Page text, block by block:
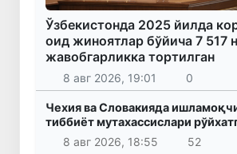
Ўзбекистонда 2025 йилда
оид жиноятлар бўйича 7 517
жавобгарликка тортилган
8 авг 2026, 19:01 0
Чехия ва Словакияда
тиббиёт мутахассислари
8 авг 2026, 18:55
52